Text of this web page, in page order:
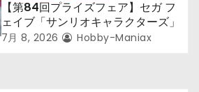
【第84回プライズフェア】セガ フ
ェイブ「サンリオキャラクターズ」
7月 8, 2026 Hobby-Maniax